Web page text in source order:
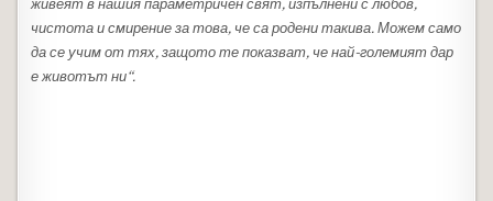
живеят в нашия параметричен свят, изпълнени с любов,
чистота и смирение за това, че са родени такива. Можем само
да се учим от тях, защото те показват, че най-големият дар
е животът ни“.